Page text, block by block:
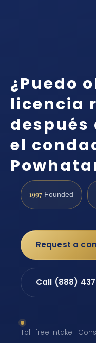
¿Puedo
licencia
después
el
1997 Founded
Request a
Call (888)
Toll-free intake ·